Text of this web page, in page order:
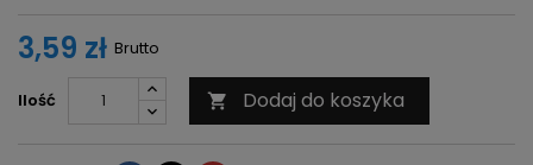
3,59 zł Brutto
Ilość  Dodaj do koszyka